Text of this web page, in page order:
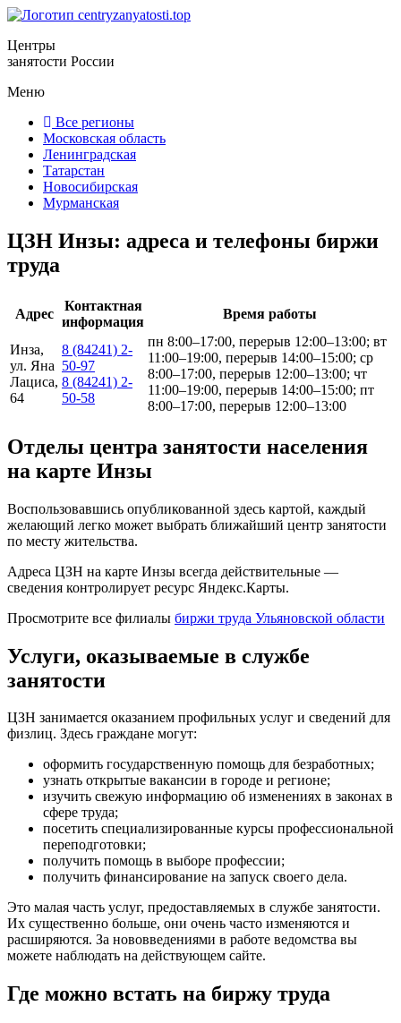
Центры
занятости России
Меню
Все регионы
Московская область
Ленинградская
Татарстан
Новосибирская
Мурманская
ЦЗН Инзы: адреса и телефоны биржи
труда
Адрес
Контактная
информация
Время работы
Инза,
ул. Яна
Лациса,
64
8 (84241) 2-
50-97
8 (84241) 2-
50-58
пн 8:00–17:00, перерыв 12:00–13:00; вт
11:00–19:00, перерыв 14:00–15:00; ср
8:00–17:00, перерыв 12:00–13:00; чт
11:00–19:00, перерыв 14:00–15:00; пт
8:00–17:00, перерыв 12:00–13:00
Отделы центра занятости населения
на карте Инзы
Воспользовавшись опубликованной здесь картой, каждый
желающий легко может выбрать ближайший центр занятости
по месту жительства.
Адреса ЦЗН на карте Инзы всегда действительные —
сведения контролирует ресурс Яндекс.Карты.
Просмотрите все филиалы биржи труда Ульяновской области
Услуги, оказываемые в службе
занятости
ЦЗН занимается оказанием профильных услуг и сведений для
физлиц. Здесь граждане могут:
оформить государственную помощь для безработных;
узнать открытые вакансии в городе и регионе;
изучить свежую информацию об изменениях в законах в
сфере труда;
посетить специализированные курсы профессиональной
переподготовки;
получить помощь в выборе профессии;
получить финансирование на запуск своего дела.
Это малая часть услуг, предоставляемых в службе занятости.
Их существенно больше, они очень часто изменяются и
расширяются. За нововведениями в работе ведомства вы
можете наблюдать на действующем сайте.
Где можно встать на биржу труда